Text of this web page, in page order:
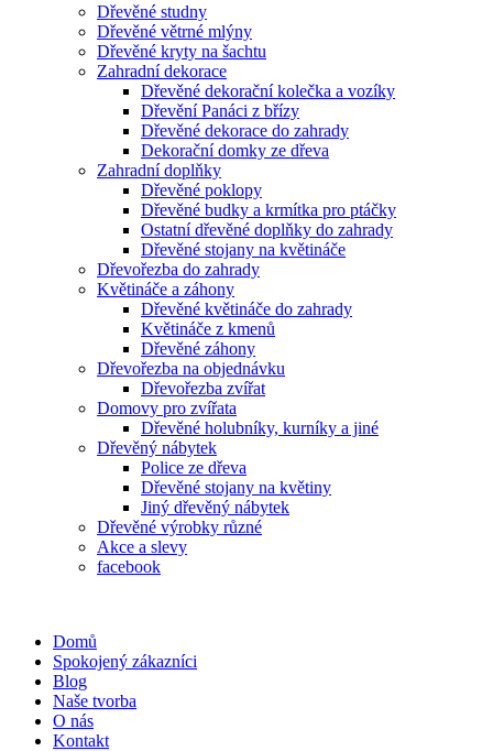
Dřevěné studny
Dřevěné větrné mlýny
Dřevěné kryty na šachtu
Zahradní dekorace
Dřevěné dekorační kolečka a vozíky
Dřevění Panáci z břízy
Dřevěné dekorace do zahrady
Dekorační domky ze dřeva
Zahradní doplňky
Dřevěné poklopy
Dřevěné budky a krmítka pro ptáčky
Ostatní dřevěné doplňky do zahrady
Dřevěné stojany na květináče
Dřevořezba do zahrady
Květináče a záhony
Dřevěné květináče do zahrady
Květináče z kmenů
Dřevěné záhony
Dřevořezba na objednávku
Dřevořezba zvířat
Domovy pro zvířata
Dřevěné holubníky, kurníky a jiné
Dřevěný nábytek
Police ze dřeva
Dřevěné stojany na květiny
Jiný dřevěný nábytek
Dřevěné výrobky různé
Akce a slevy
facebook
Domů
Spokojený zákazníci
Blog
Naše tvorba
O nás
Kontakt